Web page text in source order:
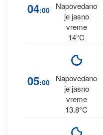
04:00
Napovedano
je jasno
vreme
14°C
05:00
Napovedano
je jasno
vreme
13.8°C